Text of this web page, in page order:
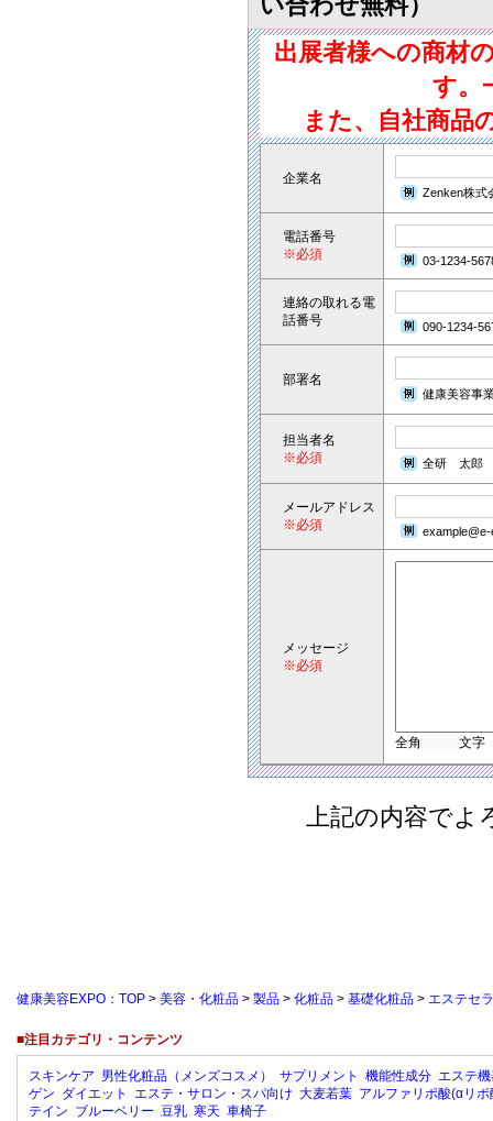
出展者様への商材
す。
また、自社商品
企業名
Zenken株式
電話番号
※必須
03-1234-
連絡の取れる電
話番号
090-1234-
部署名
健康美容事
担当者名
※必須
全研 太郎
メールアドレス
※必須
メッセージ
※必須
全角 文字
上記の内容でよ
健康美容EXPO：TOP > 美容・化粧品 > 製品 > 化粧品 > 基礎化粧品 > エステセ
■注目カテゴリ・コンテンツ
スキンケア 男性化粧品（メンズコスメ） サプリメント 機能性成分 エステ
ゲン ダイエット エステ・サロン・スパ向け 大麦若葉 アルファリポ酸(αリポ
テイン ブルーベリー 豆乳 寒天 車椅子